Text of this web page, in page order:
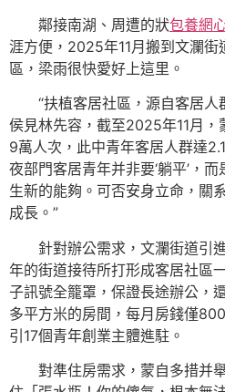
鄰接南湖、周遭的狀包養網
涯方便，2025年11月搬到文瀾街
區，梁雨很快愛好上這里。
“扶植客居社區，源自客居
侯見林先容，截至2025年11月，
9萬人次，此中青年客居人群達
夜部門客居青年并非要‘躺平’，
生新的能夠。可否安身立命，關
成長。”
針對辦公需求，文瀾街道引
年的街道接待所打形成客居社區
子訊號全籠罩，保證長途辦公，
多平方米的房間，每月房錢僅
引17個青年創業主體進駐。
對準住房需求，蒙自多措并